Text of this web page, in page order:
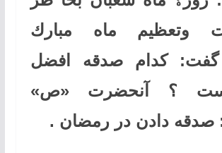
وتعظيم ماه مبارك
گفت: كدام صدقه افضل
است ؟ آنحضرت «ص»
صدقه دادن در رمضان .